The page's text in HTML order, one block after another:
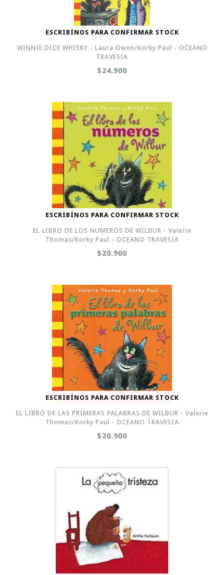
ESCRIBÍNOS PARA CONFIRMAR STOCK
WINNIE DICE WHISKY - Laura Owen/Korky Paul - OCEANO
TRAVESIA
$24.900
ESCRIBÍNOS PARA CONFIRMAR STOCK
EL LIBRO DE LOS NUMEROS DE WILBUR - Valerie
Thomas/Korky Paul - OCEANO TRAVESIA
$20.900
ESCRIBÍNOS PARA CONFIRMAR STOCK
EL LIBRO DE LAS PRIMERAS PALABRAS DE WILBUR - Valerie
Thomas/Korky Paul - OCEANO TRAVESIA
$20.900